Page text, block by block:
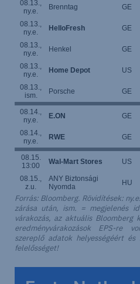
08.13.,
ny.e.
Brenntag GE
08.13.,
ny.e.
HelloFresh GE
08.13.,
ny.e.
Henkel GE
08.13.,
ny.e.
Home Depot US
08.13.,
ism.
Porsche GE
08.14.,
ny.e.
E.ON GE
08.14.,
ny.e.
RWE GE
08.15.
13:00
Wal-Mart Stores US
08.15.,
z.u.
ANY Biztonsági
Nyomda
HU
Forrás: Bloomberg. Rövidítések:
zárása után, ism. = megjelenés
várakozás, az aktuális Bloomberg
eredményvárakozások EPS-re
szereplő adatok helyességéért
felelősséget!